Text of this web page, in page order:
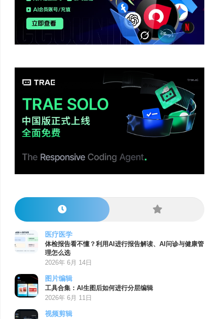
医疗医学
体检报告看不懂？利用AI进行报告解读、AI问诊与健康管
理怎么选
2026年 6月 14日
图片编辑
工具合集：AI生图后如何进行分层编辑
2026年 6月 11日
视频剪辑